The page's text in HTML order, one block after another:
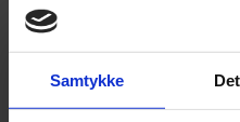
Samtykke
1925 Frederiksberg C
KLIK HER FOR GRATIS